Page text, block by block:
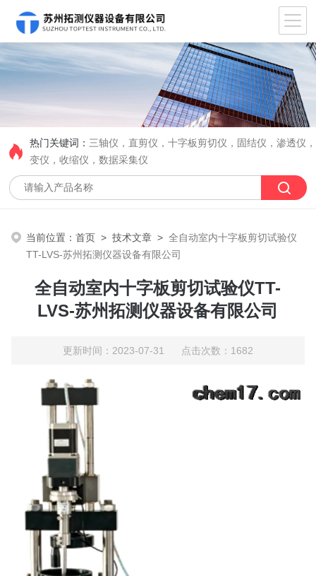
热门关键词： 三轴仪，直剪仪，十字板剪切仪，固结仪，渗透仪
变仪，收缩仪，数据采集仪
当前位置：首页 >技术文章 >全自动室内十字板剪切试验仪
TT-LVS-苏州拓测仪器设备有限公司
全自动室内十字板剪切试验仪TT-
LVS-苏州拓测仪器设备有限公司
更新时间：2023-07-31 点击次数：1682